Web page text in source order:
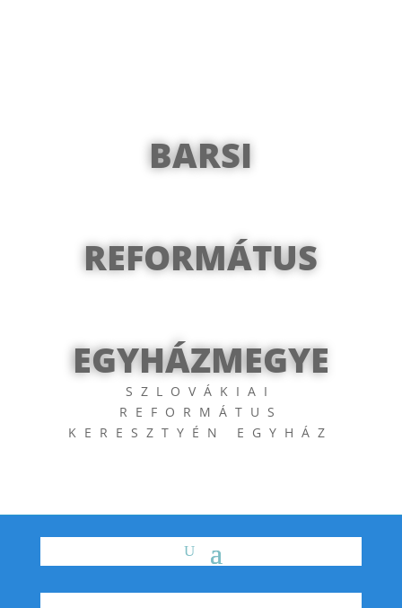
BARSI
REFORMÁTUS
EGYHÁZMEGYE
SZLOVÁKIAI
REFORMÁTUS
KERESZTYÉN EGYHÁZ